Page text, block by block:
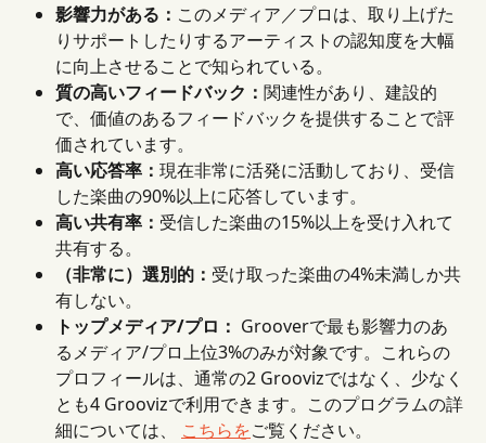
影響力がある： このメディア／プロは、取り上げた
りサポートしたりするアーティストの認知度を大幅
に向上させることで知られている。
質の高いフィードバック： 関連性があり、建設的
で、価値のあるフィードバックを提供することで評
価されています。
高い応答率： 現在非常に活発に活動しており、受信
した楽曲の90%以上に応答しています。
高い共有率： 受信した楽曲の15%以上を受け入れて
共有する。
（非常に）選別的： 受け取った楽曲の4%未満しか共
有しない。
トップメディア/プロ： Grooverで最も影響力のあ
るメディア/プロ上位3%のみが対象です。これらの
プロフィールは、通常の2 Groovizではなく、少なく
とも4 Groovizで利用できます。このプログラムの詳
細については、 こちらをご覧ください。